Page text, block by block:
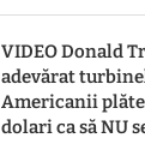
VIDEO Donald
adevărat
Americanii
dolari ca să NU